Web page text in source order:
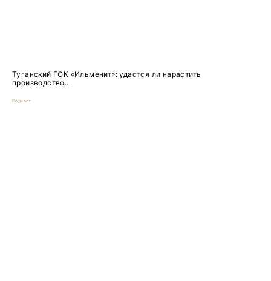
Туганский ГОК «Ильменит»: удастся ли нарастить
производство...
Подкаст